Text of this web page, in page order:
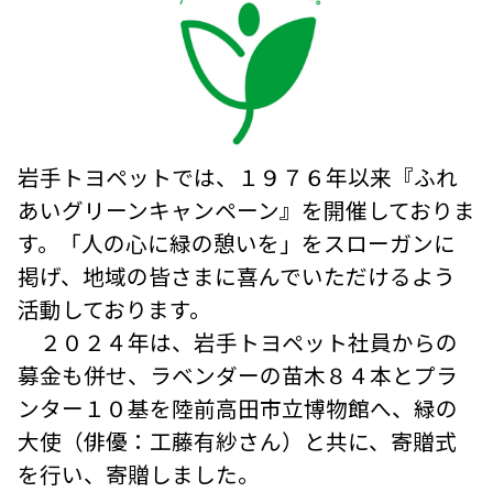
岩手トヨペットでは、１９７６年以来『ふれ
あいグリーンキャンペーン』を開催しておりま
す。「人の心に緑の憩いを」をスローガンに
掲げ、地域の皆さまに喜んでいただけるよう
活動しております。
２０２４年は、岩手トヨペット社員からの
募金も併せ、ラベンダーの苗木８４本とプラ
ンター１０基を陸前高田市立博物館へ、緑の
大使（俳優：工藤有紗さん）と共に、寄贈式
を行い、寄贈しました。